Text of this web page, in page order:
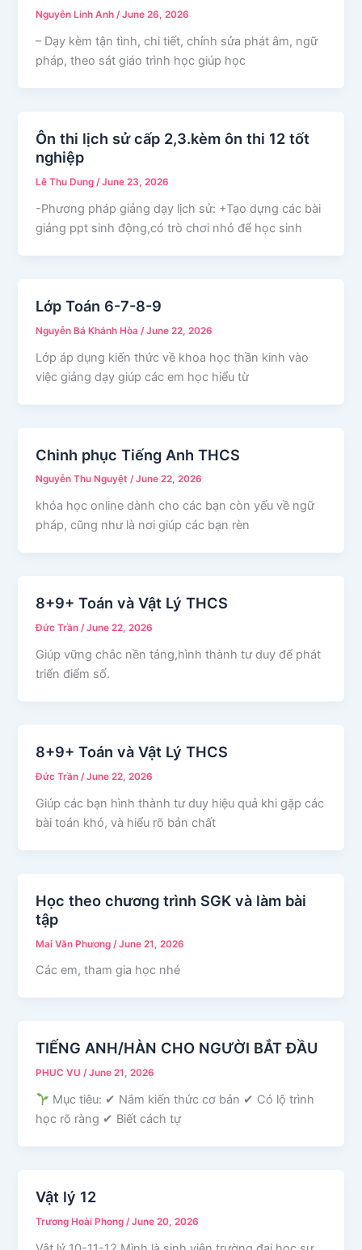
Nguyễn Linh Anh/June 26, 2026
– Dạy kèm tận tình, chi tiết, chỉnh sửa phát âm, ngữ
pháp, theo sát giáo trình học giúp học
Ôn thi lịch sử cấp 2,3.kèm ôn thi 12 tốt
nghiệp
Lê Thu Dung/June 23, 2026
-Phương pháp giảng dạy lịch sử: +Tạo dựng các bài
giảng ppt sinh động,có trò chơi nhỏ để học sinh
Lớp Toán 6-7-8-9
Nguyễn Bá Khánh Hòa /June 22, 2026
Lớp áp dụng kiến thức về khoa học thần kinh vào
việc giảng dạy giúp các em học hiểu từ
Chinh phục Tiếng Anh THCS
Nguyễn Thu Nguyệt/June 22, 2026
khóa học online dành cho các bạn còn yếu về ngữ
pháp, cũng như là nơi giúp các bạn rèn
8+9+ Toán và Vật Lý THCS
Đức Trần/June 22, 2026
Giúp vững chắc nền tảng,hình thành tư duy để phát
triển điểm số.
8+9+ Toán và Vật Lý THCS
Đức Trần/June 22, 2026
Giúp các bạn hình thành tư duy hiệu quả khi gặp các
bài toán khó, và hiểu rõ bản chất
Học theo chương trình SGK và làm bài
tập
Mai Văn Phương /June 21, 2026
Các em, tham gia học nhé
TIẾNG ANH/HÀN CHO NGƯỜI BẮT ĐẦU
PHUC VU/June 21, 2026
Mục tiêu: ✔ Nắm kiến thức cơ bản ✔ Có lộ trình
học rõ ràng ✔ Biết cách tự
Vật lý 12
Trương Hoài Phong/June 20, 2026